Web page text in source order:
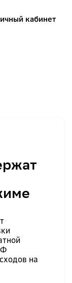
кабинет
на